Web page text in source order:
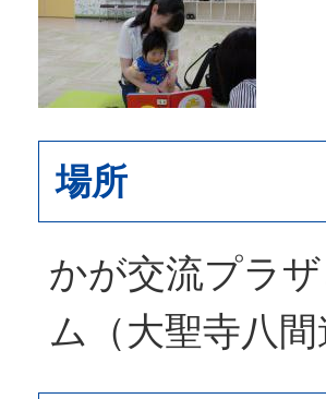
場所
かが交流プラ
ム（大聖寺八